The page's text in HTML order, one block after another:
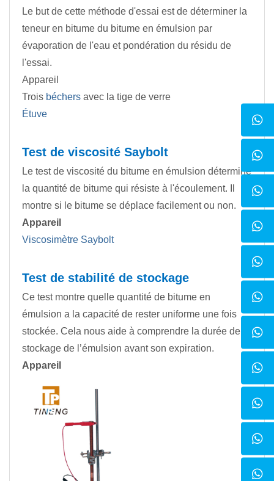
Le but de cette méthode d'essai est de déterminer la
teneur en bitume du bitume en émulsion par
évaporation de l'eau et pondération du résidu de
l'essai.
Appareil
Trois béchers avec la tige de verre
Étuve
Test de viscosité Saybolt
Le test de viscosité du bitume en émulsion détermine
la quantité de bitume qui résiste à l'écoulement. Il
montre si le bitume se déplace facilement ou non.
Appareil
Viscosimètre Saybolt
Test de stabilité de stockage
Ce test montre quelle quantité de bitume en
émulsion a la capacité de rester uniforme une fois
stockée. Cela nous aide à comprendre la durée de
stockage de l’émulsion avant son expiration.
Appareil